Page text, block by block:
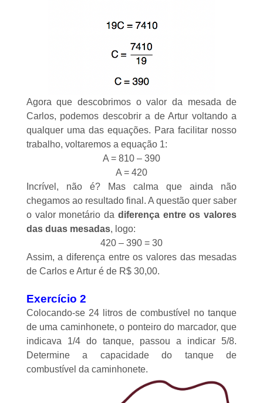
Agora que descobrimos o valor da mesada de
Carlos, podemos descobrir a de Artur voltando a
qualquer uma das equações. Para facilitar nosso
trabalho, voltaremos a equação 1:
A = 810 – 390
A = 420
Incrível, não é? Mas calma que ainda não
chegamos ao resultado final. A questão quer saber
o valor monetário da diferença entre os valores
das duas mesadas, logo:
420 – 390 = 30
Assim, a diferença entre os valores das mesadas
de Carlos e Artur é de R$ 30,00.
Exercício 2
Colocando-se 24 litros de combustível no tanque
de uma caminhonete, o ponteiro do marcador, que
indicava 1/4 do tanque, passou a indicar 5/8.
Determine a capacidade do tanque de
combustível da caminhonete.